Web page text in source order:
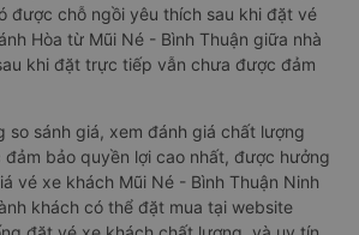
được chỗ ngồi yêu thích sau khi đặt vé
Hòa từ Mũi Né - Bình Thuận giữa nhà
khi đặt trực tiếp vẫn chưa được đảm
so sánh giá, xem đánh giá chất lượng
bảo quyền lợi cao nhất, được hưởng
vé xe khách Mũi Né - Bình Thuận Ninh
khách có thể đặt mua tại website